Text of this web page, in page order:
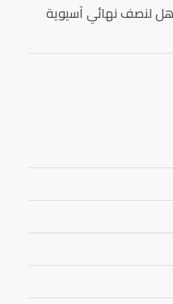
لنصف نهائي آسيوية